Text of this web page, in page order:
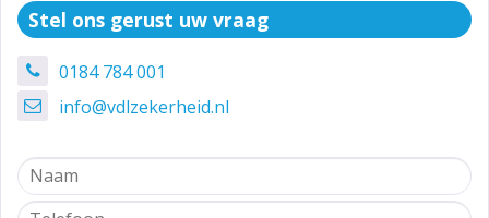
Stel ons gerust uw vraag
0184 784 001
info@vdlzekerheid.nl